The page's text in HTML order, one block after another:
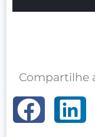
Compartilhe